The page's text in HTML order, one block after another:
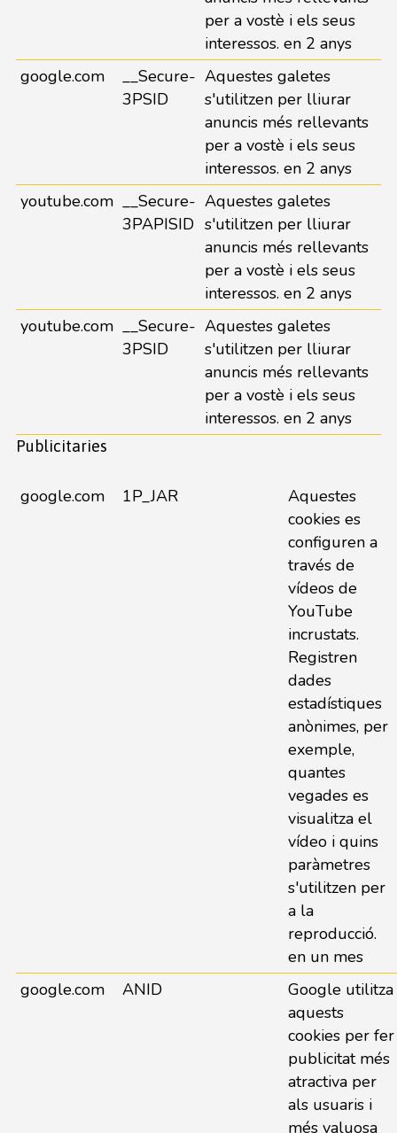
per a vostè i els seus
interessos. en 2 anys
google.com
__Secure-
3PSID
Aquestes galetes
s'utilitzen per lliurar
anuncis més rellevants
per a vostè i els seus
interessos. en 2 anys
youtube.com __Secure-
3PAPISID
Aquestes galetes
s'utilitzen per lliurar
anuncis més rellevants
per a vostè i els seus
interessos. en 2 anys
youtube.com __Secure-
3PSID
Aquestes galetes
s'utilitzen per lliurar
anuncis més rellevants
per a vostè i els seus
interessos. en 2 anys
Publicitaries
google.com 1P_JAR
Aquestes
cookies es
configuren a
través de
vídeos de
YouTube
incrustats.
Registren
dades
estadístiques
anònimes, per
exemple,
quantes
vegades es
visualitza el
vídeo i quins
paràmetres
s'utilitzen per
a la
reproducció.
en un mes
google.com
ANID
Google utilitza
aquests
cookies per fer
publicitat més
atractiva per
als usuaris i
més valuosa